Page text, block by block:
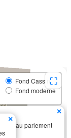
⛶
roi au parlement
×
×
Fond Cassini
Fond moderne